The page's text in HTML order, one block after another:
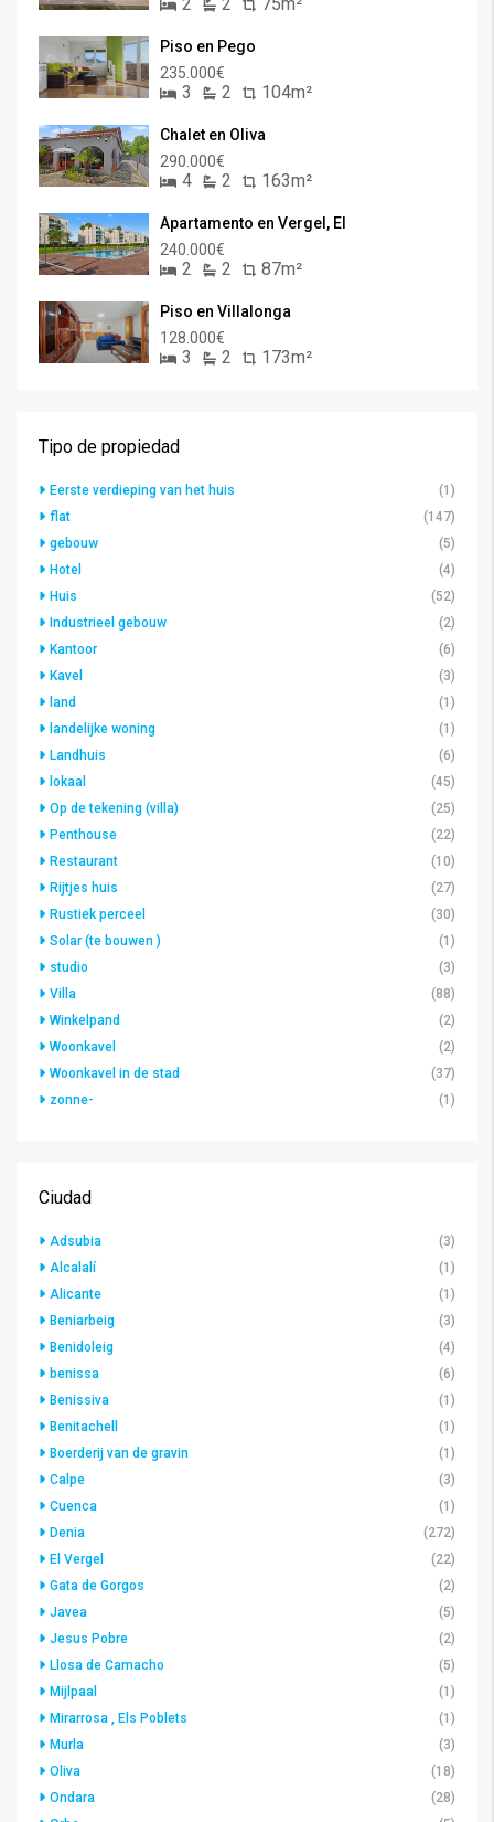
Piso en Pego
235.000€
3 2 104m²
Chalet en Oliva
290.000€
4 2 163m²
Apartamento en Vergel, El
240.000€
2 2 87m²
Piso en Villalonga
128.000€
3 2 173m²
Tipo de propiedad
Eerste verdieping van het huis
(1)
flat
(147)
gebouw
(5)
Hotel
(4)
Huis
(52)
Industrieel gebouw
(2)
Kantoor
(6)
Kavel
(3)
land
(1)
landelijke woning
(1)
Landhuis
(6)
lokaal
(45)
Op de tekening (villa)
(25)
Penthouse
(22)
Restaurant
(10)
Rijtjes huis
(27)
Rustiek perceel
(30)
Solar (te bouwen )
(1)
studio
(3)
Villa
(88)
Winkelpand
(2)
Woonkavel
(2)
Woonkavel in de stad
(37)
zonne-
(1)
Ciudad
Adsubia
(3)
Alcalalí
(1)
Alicante
(1)
Beniarbeig
(3)
Benidoleig
(4)
benissa
(6)
Benissiva
(1)
Benitachell
(1)
Boerderij van de gravin
(1)
Calpe
(3)
Cuenca
(1)
Denia
(272)
El Vergel
(22)
Gata de Gorgos
(2)
Javea
(5)
Jesus Pobre
(2)
Llosa de Camacho
(5)
Mijlpaal
(1)
Mirarrosa , Els Poblets
(1)
Murla
(3)
Oliva
(18)
Ondara
(28)